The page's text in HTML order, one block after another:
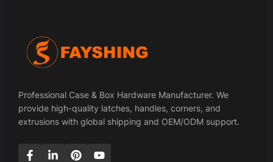
Professional Case & Box Hardware Manufacturer. We
provide high-quality latches, handles, corners, and
extrusions with global shipping and OEM/ODM support.